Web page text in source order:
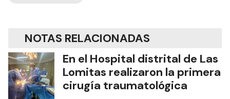
NOTAS RELACIONADAS
En el Hospital distrital de Las
Lomitas realizaron la primera
cirugía traumatológica